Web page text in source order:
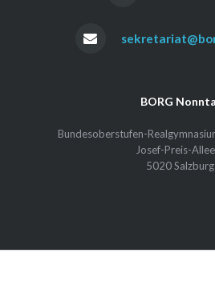
BORG
Bundesoberstufen-
Josef-Preis-
5020 Salzburg